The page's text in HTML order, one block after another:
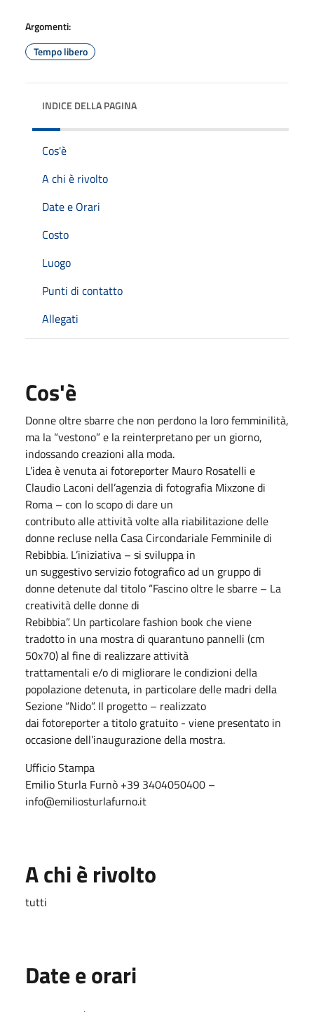
Argomenti:
Tempo libero
INDICE DELLA PAGINA
Cos'è
A chi è rivolto
Date e Orari
Costo
Luogo
Punti di contatto
Allegati
Cos'è
Donne oltre sbarre che non perdono la loro femminilità,
ma la “vestono” e la reinterpretano per un giorno,
indossando creazioni alla moda.
L’idea è venuta ai fotoreporter Mauro Rosatelli e
Claudio Laconi dell’agenzia di fotografia Mixzone di
Roma – con lo scopo di dare un
contributo alle attività volte alla riabilitazione delle
donne recluse nella Casa Circondariale Femminile di
Rebibbia. L’iniziativa – si sviluppa in
un suggestivo servizio fotografico ad un gruppo di
donne detenute dal titolo “Fascino oltre le sbarre – La
creatività delle donne di
Rebibbia”. Un particolare fashion book che viene
tradotto in una mostra di quarantuno pannelli (cm
50x70) al fine di realizzare attività
trattamentali e/o di migliorare le condizioni della
popolazione detenuta, in particolare delle madri della
Sezione “Nido”. Il progetto – realizzato
dai fotoreporter a titolo gratuito - viene presentato in
occasione dell’inaugurazione della mostra.
Ufficio Stampa
Emilio Sturla Furnò +39 3404050400 –
info@emiliosturlafurno.it
A chi è rivolto
tutti
Date e orari